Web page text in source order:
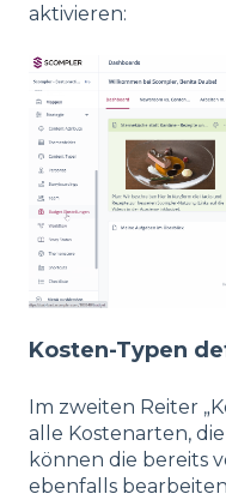
aktivieren:
Kosten-Typen
Im zweiten Reiter
alle Kostenarten,
können die bereits
ebenfalls